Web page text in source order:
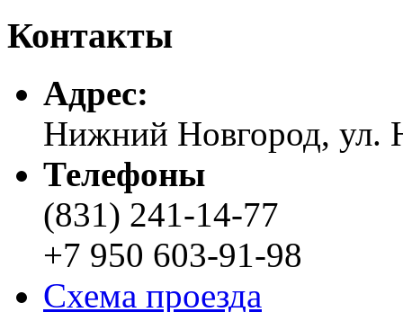
Контакты
Адреc:
Нижний Новгород, ул.
Телефоны
(831) 241-14-77
+7 950 603-91-98
Схема проезда